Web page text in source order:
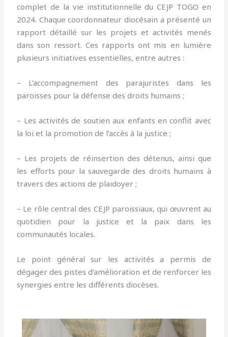
complet de la vie institutionnelle du CEJP TOGO en
2024. Chaque coordonnateur diocésain a présenté un
rapport détaillé sur les projets et activités menés
dans son ressort. Ces rapports ont mis en lumière
plusieurs initiatives essentielles, entre autres :
– L’accompagnement des parajuristes dans les
paroisses pour la défense des droits humains ;
– Les activités de soutien aux enfants en conflit avec
la loi et la promotion de l’accès à la justice ;
– Les projets de réinsertion des détenus, ainsi que
les efforts pour la sauvegarde des droits humains à
travers des actions de plaidoyer ;
– Le rôle central des CEJP paroissiaux, qui œuvrent au
quotidien pour la justice et la paix dans les
communautés locales.
Le point général sur les activités a permis de
dégager des pistes d’amélioration et de renforcer les
synergies entre les différents diocèses.